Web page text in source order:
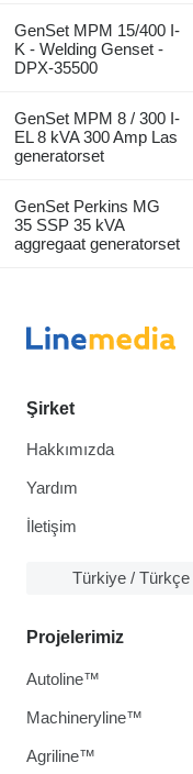
GenSet MPM 15/400 I-
K - Welding Genset -
DPX-35500
GenSet MPM 8 / 300 I-
EL 8 kVA 300 Amp Las
generatorset
GenSet Perkins MG
35 SSP 35 kVA
aggregaat generatorset
Şirket
Hakkımızda
Yardım
İletişim
Türkiye / Türkçe
Projelerimiz
Autoline™
Machineryline™
Agriline™